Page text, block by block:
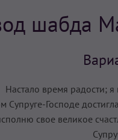
шабда
Настало время радости;
Супруге-Господе
свое великое